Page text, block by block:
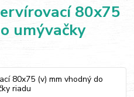
80x75
umývačky